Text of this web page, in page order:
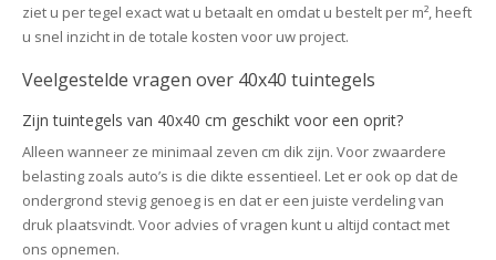
ziet u per tegel exact wat u betaalt en omdat u bestelt per m², heeft
u snel inzicht in de totale kosten voor uw project.
Veelgestelde vragen over 40x40 tuintegels
Zijn tuintegels van 40x40 cm geschikt voor een oprit?
Alleen wanneer ze minimaal zeven cm dik zijn. Voor zwaardere
belasting zoals auto’s is die dikte essentieel. Let er ook op dat de
ondergrond stevig genoeg is en dat er een juiste verdeling van
druk plaatsvindt. Voor advies of vragen kunt u altijd contact met
ons opnemen.